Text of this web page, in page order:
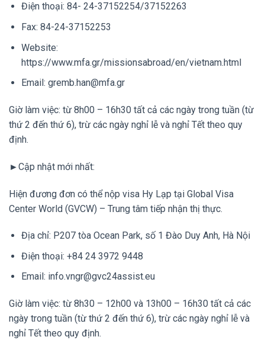
Điện thoại: 84- 24-37152254/37152263
Fax: 84-24-37152253
Website:
https://www.mfa.gr/missionsabroad/en/vietnam.html
Email: gremb.han@mfa.gr
Giờ làm việc: từ 8h00 – 16h30 tất cả các ngày trong tuần (từ
thứ 2 đến thứ 6), trừ các ngày nghỉ lễ và nghỉ Tết theo quy
định.
►Cập nhật mới nhất:
Hiện đương đơn có thể nộp visa Hy Lạp tại Global Visa
Center World (GVCW) – Trung tâm tiếp nhận thị thực.
Địa chỉ: P207 tòa Ocean Park, số 1 Đào Duy Anh, Hà Nội
Điện thoại: +84 24 3972 9448
Email: info.vngr@gvc24assist.eu
Giờ làm việc: từ 8h30 – 12h00 và 13h00 – 16h30 tất cả các
ngày trong tuần (từ thứ 2 đến thứ 6), trừ các ngày nghỉ lễ và
nghỉ Tết theo quy định.